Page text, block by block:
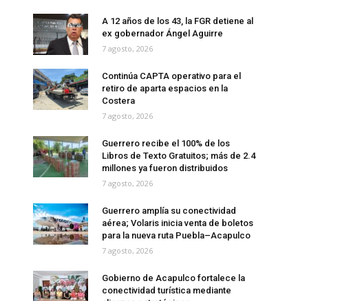
A 12 años de los 43, la FGR detiene al
ex gobernador Ángel Aguirre
7 agosto, 2026
Continúa CAPTA operativo para el
retiro de aparta espacios en la
Costera
7 agosto, 2026
Guerrero recibe el 100% de los
Libros de Texto Gratuitos; más de 2.4
millones ya fueron distribuidos
7 agosto, 2026
Guerrero amplía su conectividad
aérea; Volaris inicia venta de boletos
para la nueva ruta Puebla–Acapulco
7 agosto, 2026
Gobierno de Acapulco fortalece la
conectividad turística mediante